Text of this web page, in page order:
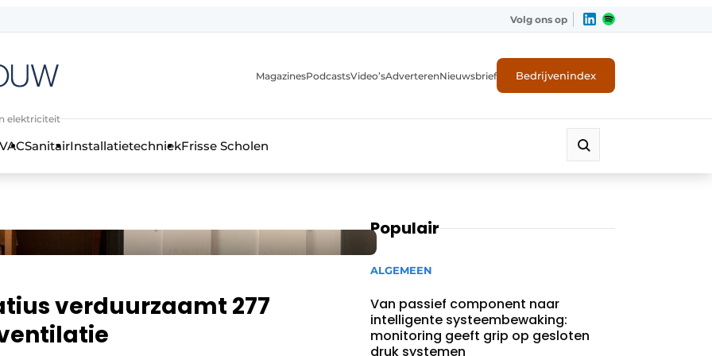
Volg ons op
elektriciteit
MagazinesPodcastsVideo’sAdverterenNieuwsbrief Bedrijvenindex
SanitairInstallatietechniekFrisse Scholen
verduurzaamt 277
Populair
ALGEMEEN
Van passief component naar
intelligente systeembewaking:
monitoring geeft grip op gesloten
druk systemen